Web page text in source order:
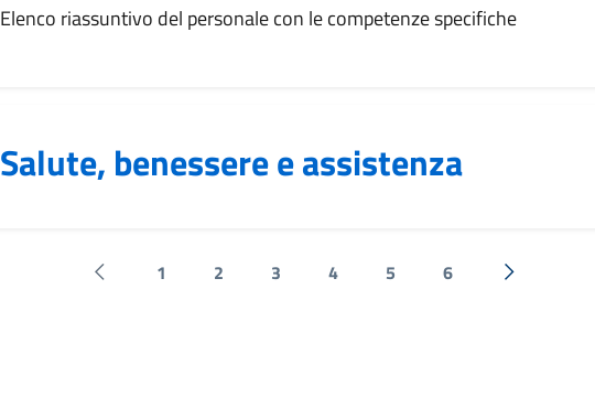
Elenco riassuntivo del personale con le competenze specifiche
Salute, benessere e assistenza
Pagina precedente
1 2 3 4 5 6
Successiva »